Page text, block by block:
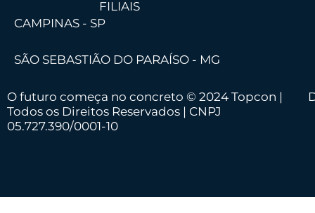
FILIAIS
CAMPINAS - SP
SÃO SEBASTIÃO DO PARAÍSO - MG
O futuro começa no concreto © 2024 Topcon |
Todos os Direitos Reservados | CNPJ
05.727.390/0001-10